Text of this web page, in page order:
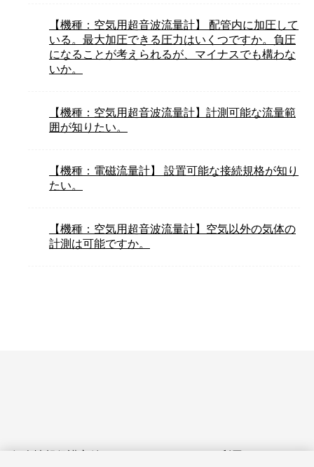
【機種：空気用超音波流量計】 配管内に加圧して
いる。最大加圧できる圧力はいくつですか。負圧
になることが考えられるが、マイナスでも構わな
いか。
【機種：空気用超音波流量計】計測可能な流量範
囲が知りたい。
【機種：電磁流量計】 設置可能な接続規格が知り
たい。
【機種：空気用超音波流量計】空気以外の気体の
計測は可能ですか。